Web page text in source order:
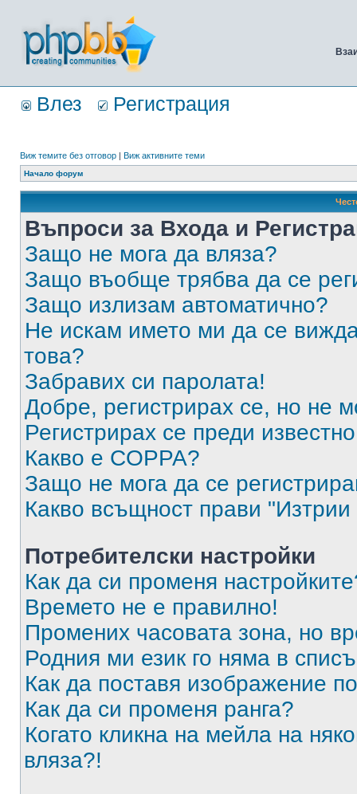
Влез Регистрация
Виж темите без отговор | Виж активните теми
Начало форум
Въпроси за Входа и
Защо не мога да вляза?
Защо въобще трябва да се
Защо излизам автоматично?
Не искам името ми да се
това?
Забравих си паролата!
Добре, регистрирах се, но не
Регистрирах се преди
Какво е COPPA?
Защо не мога да се
Какво всъщност прави "Изтрии
Потребителски настройки
Как да си променя
Времето не е правилно!
Промених часовата зона, но
Родния ми език го няма в
Как да поставя изображение
Как да си променя ранга?
Когато кликна на мейла на
вляза?!